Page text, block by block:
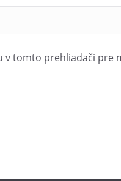
v tomto prehliadači pre